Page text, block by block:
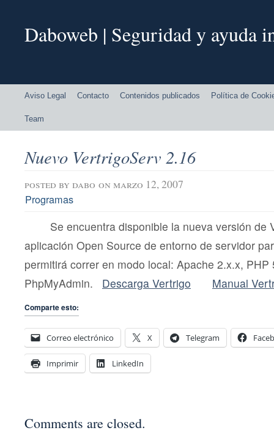
Daboweb | Seguridad y ayuda
Aviso Legal Contacto Contenidos publicados Política de
Team
Nuevo VertrigoServ 2.16
posted by dabo on marzo 12, 2007
Programas
Se encuentra disponible la nueva versión de
aplicación Open Source de entorno de servidor
permitirá correr en modo local: Apache 2.x.x,
PhpMyAdmin. Descarga Vertrigo Manual
Comparte esto:
Correo electrónico X Telegram
Imprimir LinkedIn
Comments are closed.